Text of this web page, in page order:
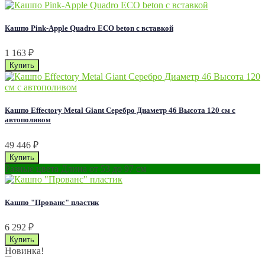
Кашпо Pink-Apple Quadro ECO beton с вставкой
1 163 ₽
Кашпо Effectory Metal Giant Серебро Диаметр 46 Высота 120 см с
автополивом
49 446 ₽
Разные цвета Длина от 53 до 97 см
Кашпо "Прованс" пластик
6 292 ₽
Новинка!